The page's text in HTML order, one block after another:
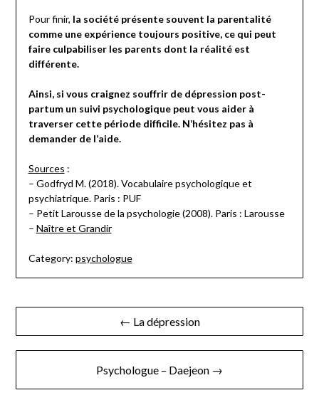
Pour finir, la société présente souvent la parentalité
comme une expérience toujours positive, ce qui peut
faire culpabiliser les parents dont la réalité est
différente.
Ainsi, si vous craignez souffrir de dépression post-
partum un suivi psychologique peut vous aider à
traverser cette période difficile. N’hésitez pas à
demander de l’aide.
Sources :
– Godfryd M. (2018). Vocabulaire psychologique et
psychiatrique. Paris : PUF
– Petit Larousse de la psychologie (2008). Paris : Larousse
– Naître et Grandir
Category: psychologue
Navigation
de
← La dépression
Psychologue – Daejeon →